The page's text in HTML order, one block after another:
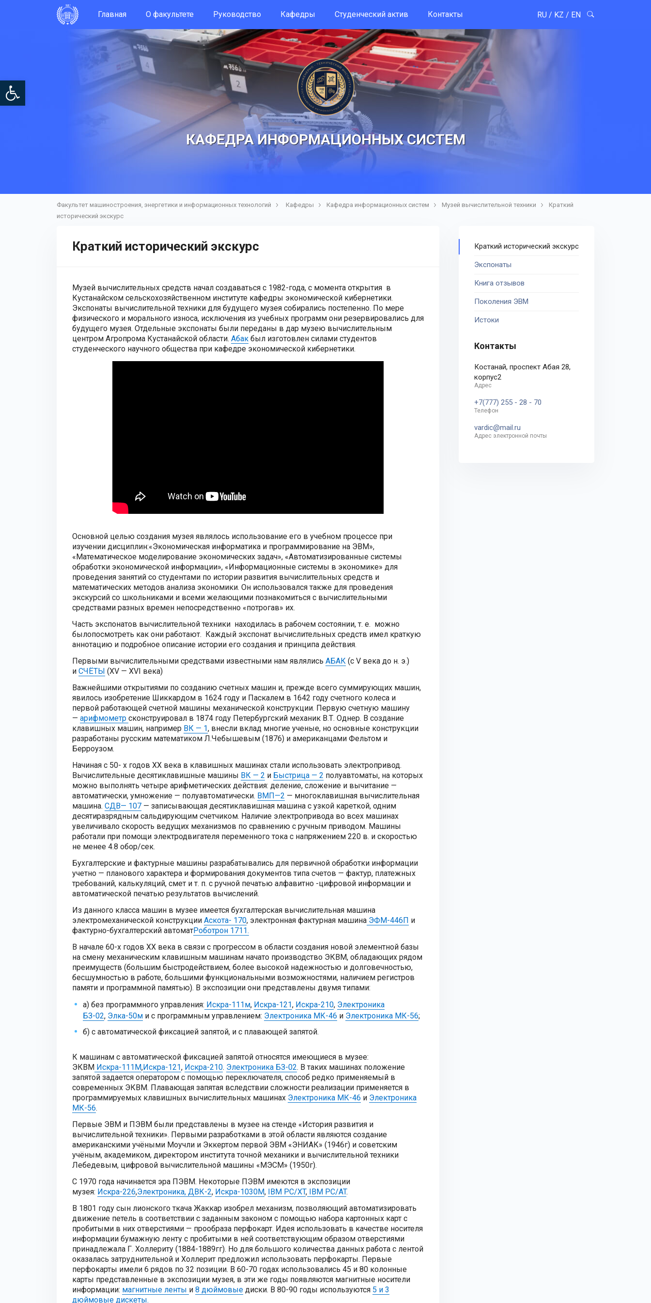
Open toolbar
Главная О факультете Руководство Кафедры Студенческий актив Контакты RU / KZ / EN
КАФЕДРА ИНФОРМАЦИОННЫХ СИСТЕМ
Факультет машиностроения, энергетики и информационных технологий Кафедры Кафедра информационных систем Музей вычислительной техники
Краткий
исторический экскурс
Краткий исторический экскурс
Музей вычислительных средств начал создаваться с 1982-года, с момента открытия в
Кустанайском сельскохозяйственном институте кафедры экономической кибернетики.
Экспонаты вычислительной техники для будущего музея собирались постепенно. По мере
физического и морального износа, исключения из учебных программ они резервировались для
будущего музея. Отдельные экспонаты были переданы в дар музею вычислительным
центром Агропрома Кустанайской области. Абак был изготовлен силами студентов
студенческого научного общества при кафедре экономической кибернетики.
Основной целью создания музея являлось использование его в учебном процессе при
изучении дисциплин:«Экономическая информатика и программирование на ЭВМ»,
«Математическое моделирование экономических задач», «Автоматизированные системы
обработки экономической информации», «Информационные системы в экономике» для
проведения занятий со студентами по истории развития вычислительных средств и
математических методов анализа экономики. Он использовался также для проведения
экскурсий со школьниками и всеми желающими познакомиться с вычислительными
средствами разных времен непосредственно «потрогав» их.
Часть экспонатов вычислительной техники находилась в рабочем состоянии, т. е. можно
былопосмотреть как они работают. Каждый экспонат вычислительных средств имел краткую
аннотацию и подробное описание истории его создания и принципа действия.
Первыми вычислительными средствами известными нам являлись АБАК (с V века до н. э.)
и СЧЁТЫ (XV — XVI века)
Важнейшими открытиями по созданию счетных машин и, прежде всего суммирующих машин,
явилось изобретение Шиккардом в 1624 году и Паскалем в 1642 году счетного колеса и
первой работающей счетной машины механической конструкции. Первую счетную машину
— арифмометр сконструировал в 1874 году Петербургский механик В.Т. Однер. В создание
клавишных машин, например ВК — 1, внесли вклад многие ученые, но основные конструкции
разработаны русским математиком Л.Чебышевым (1876) и американцами Фельтом и
Берроузом.
Начиная с 50- х годов XX века в клавишных машинах стали использовать электропривод.
Вычислительные десятиклавишные машины ВК — 2 и Быстрица — 2 полуавтоматы, на которых
можно выполнять четыре арифметических действия: деление, сложение и вычитание —
автоматически, умножение — полуавтоматически. ВМП—2 — многоклавишная вычислительная
машина. СДВ— 107 — записывающая десятиклавишная машина с узкой кареткой, одним
десятиразрядным сальдирующим счетчиком. Наличие электропривода во всех машинах
увеличивало скорость ведущих механизмов по сравнению с ручным приводом. Машины
работали при помощи электродвигателя переменного тока с напряжением 220 в. и скоростью
не менее 4.8 обор/сек.
Бухгалтерские и фактурные машины разрабатывались для первичной обработки информации
учетно — планового характера и формирования документов типа счетов — фактур, платежных
требований, калькуляций, смет и т. п. с ручной печатью алфавитно -цифровой информации и
автоматической печатью результатов вычислений.
Из данного класса машин в музее имеется бухгалтерская вычислительная машина
электромеханической конструкции Аскота- 170, электронная фактурная машина ЭФМ-446П и
фактурно-бухгалтерский автоматРоботрон 1711.
В начале 60-х годов XX века в связи с прогрессом в области создания новой элементной базы
на смену механическим клавишным машинам начато производство ЭКВМ, обладающих рядом
преимуществ (большим быстродействием, более высокой надежностью и долговечностью,
бесшумностью в работе, большими функциональными возможностями, наличием регистров
памяти и программной памятью). В экспозиции они представлены двумя типами:
а) без программного управления: Искра-111м, Искра-121, Искра-210, Электроника
БЗ-02, Элка-50м и с программным управлением: Электроника МК-46 и Электроника МК-56;
б) с автоматической фиксацией запятой, и с плавающей запятой.
К машинам с автоматической фиксацией запятой относятся имеющиеся в музее:
ЭКВМ Искра-111М,Искра-121, Искра-210. Электроника БЗ-02. В таких машинах положение
запятой задается оператором с помощью переключателя, способ редко применяемый в
современных ЭКВМ. Плавающая запятая вследствии сложности реализации применяется в
программируемых клавишных вычислительных машинах Электроника МК-46 и Электроника
МК-56.
Первые ЭВМ и ПЭВМ были представлены в музее на стенде «История развития и
вычислительной техники». Первыми разработками в этой области являются создание
американскими учёными Моучли и Эккертом первой ЭВМ «ЭНИАК» (1946г) и советским
учёным, академиком, директором института точной механики и вычислительной техники
Лебедевым, цифровой вычислительной машины «МЭСМ» (1950г).
С 1970 года начинается эра ПЭВМ. Некоторые ПЭВМ имеются в экспозиции
музея: Искра-226,Электроника, ДВК-2, Искра-1030М, IBM PC/XT, IBM PC/AT.
В 1801 году сын лионского ткача Жаккар изобрел механизм, позволяющий автоматизировать
движение петель в соответствии с заданным законом с помощью набора картонных карт с
пробитыми в них отверстиями — прообраза перфокарт. Идея использовать в качестве носителя
информации бумажную ленту с пробитыми в ней соответствующим образом отверстиями
принадлежала Г. Холлериту (1884-1889гг). Но для большого количества данных работа с лентой
оказалась затруднительной и Холлерит предложил использовать перфокарты. Первые
перфокарты имели 6 рядов по 32 позиции. В 60-70 годах использовались 45 и 80 колонные
карты представленные в экспозиции музея, в эти же годы появляются магнитные носители
информации: магнитные ленты и 8 дюймовые диски. В 80-90 годы используются 5 и 3
дюймовые дискеты.
Краткий исторический экскурс
Экспонаты
Книга отзывов
Поколения ЭВМ
Истоки
Контакты
Костанай, проспект Абая 28,
корпус2
Адрес
+7(777) 255 - 28 - 70
Телефон
vardic@mail.ru
Адрес электронной почты